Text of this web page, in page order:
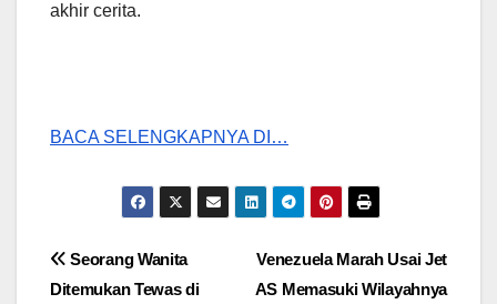
akhir cerita.
BACA SELENGKAPNYA DI…
Post
Venezuela Marah Usai Jet
AS Memasuki Wilayahnya
Seorang Wanita
Ditemukan Tewas di